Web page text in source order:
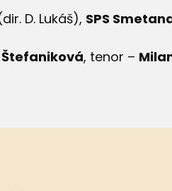
D. Lukáš), SPS
, tenor –